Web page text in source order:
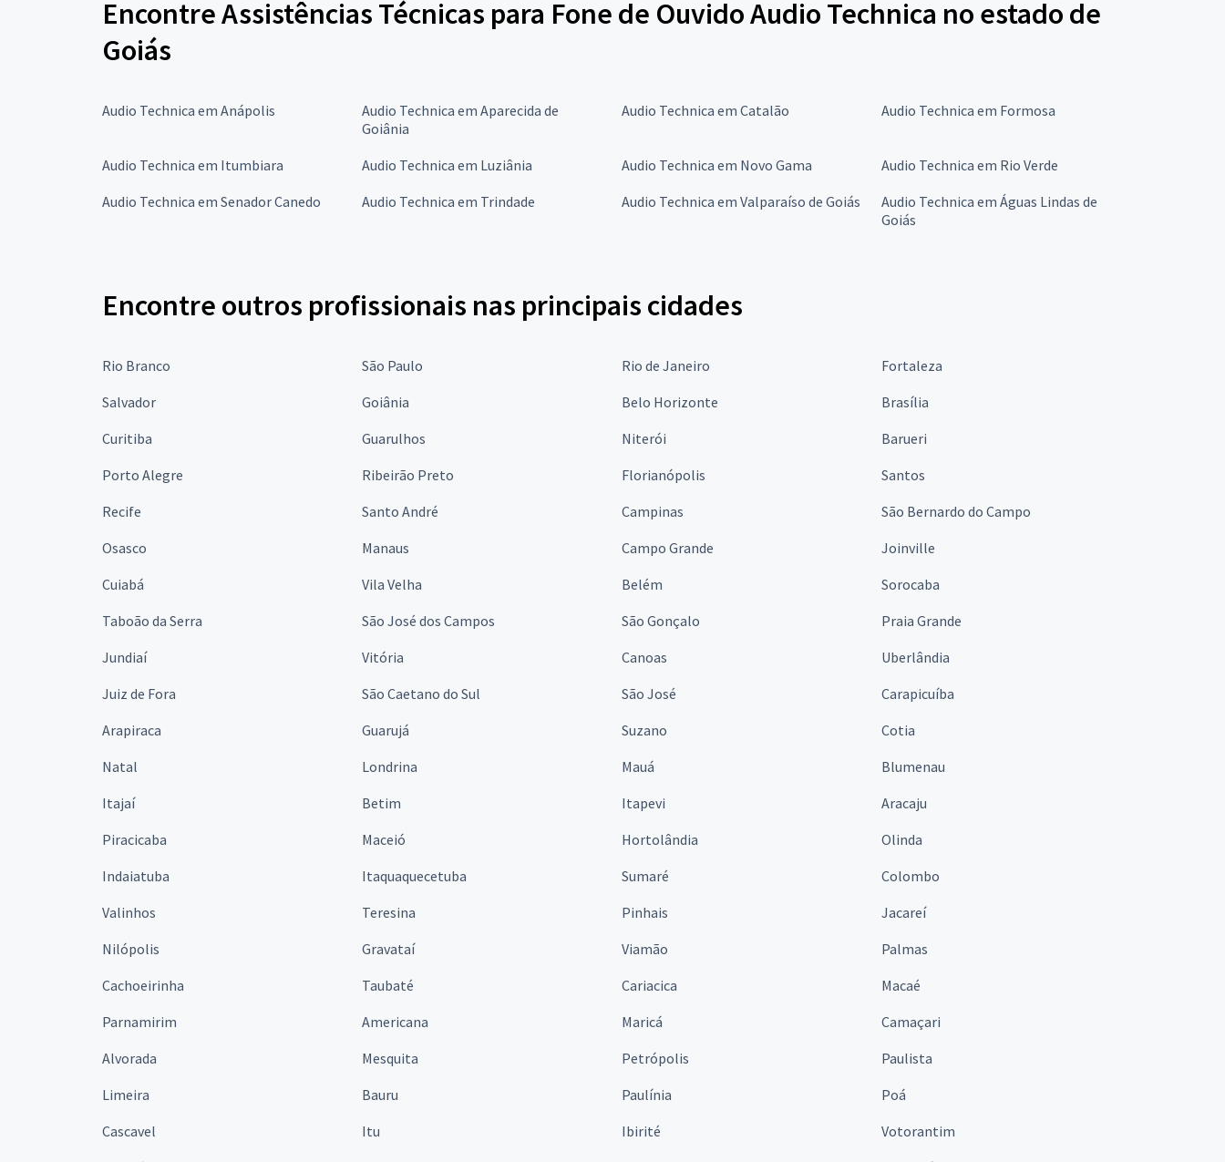
Encontre Assistências Técnicas para Fone de Ouvido Audio Technica no estado de
Goiás
Audio Technica em Anápolis
Audio Technica em Aparecida de
Goiânia
Audio Technica em Catalão Audio Technica em Formosa
Audio Technica em Itumbiara Audio Technica em Luziânia Audio Technica em Novo Gama
Audio Technica em Rio Verde
Audio Technica em Senador Canedo
Audio Technica em Trindade Audio Technica em Valparaíso de Goiás
Audio Technica em Águas Lindas de
Goiás
Encontre outros profissionais nas principais cidades
Rio Branco São Paulo Rio de Janeiro
Fortaleza
Salvador
Goiânia Belo Horizonte
Brasília
Curitiba
Guarulhos Niterói
Barueri
Porto Alegre
Ribeirão Preto Florianópolis
Santos
Recife
Santo André Campinas
São Bernardo do Campo
Osasco
Manaus Campo Grande
Joinville
Cuiabá
Vila Velha Belém
Sorocaba
Taboão da Serra
São José dos Campos São Gonçalo
Praia Grande
Jundiaí
Vitória Canoas
Uberlândia
Juiz de Fora
São Caetano do Sul São José
Carapicuíba
Arapiraca
Guarujá Suzano
Cotia
Natal
Londrina Mauá
Blumenau
Itajaí
Betim Itapevi
Aracaju
Piracicaba
Maceió Hortolândia
Olinda
Indaiatuba
Itaquaquecetuba Sumaré
Colombo
Valinhos
Teresina Pinhais
Jacareí
Nilópolis
Gravataí Viamão
Palmas
Cachoeirinha
Taubaté Cariacica
Macaé
Parnamirim
Americana Maricá
Camaçari
Alvorada
Mesquita Petrópolis
Paulista
Limeira
Bauru Paulínia
Poá
Cascavel
Itu Ibirité
Votorantim